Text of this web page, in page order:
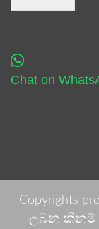
Chat on
Copyrights
ලබන කිනම්